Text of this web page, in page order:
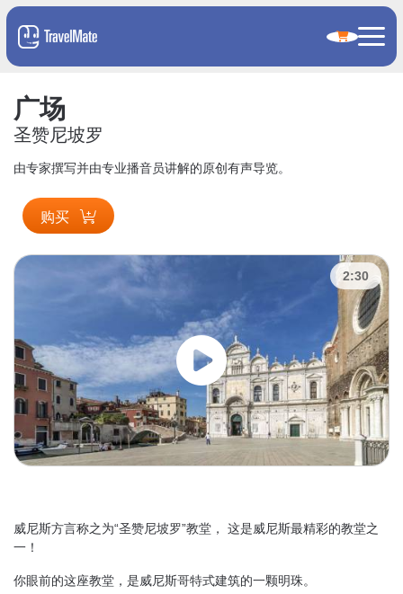
广场
圣赞尼坡罗
由专家撰写并由专业播音员讲解的原创有声导览。
购买
2:30
威尼斯方言称之为“圣赞尼坡罗”教堂， 这是威尼斯最精彩的教堂之
一！
你眼前的这座教堂，是威尼斯哥特式建筑的一颗明珠。